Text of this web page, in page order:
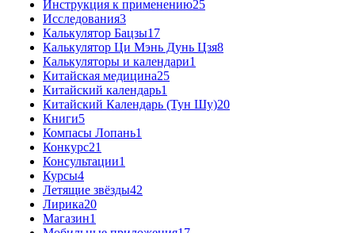
Инструкция к применению25
Исследования3
Калькулятор Бацзы17
Калькулятор Ци Мэнь Дунь Цзя8
Калькуляторы и календари1
Китайская медицина25
Китайский календарь1
Китайский Календарь (Тун Шу)20
Книги5
Компасы Лопань1
Конкурс21
Консультации1
Курсы4
Летящие звёзды42
Лирика20
Магазин1